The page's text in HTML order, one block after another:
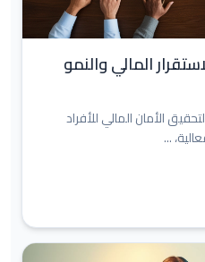
المالي والنمو
الأمان المالي للأفراد
...